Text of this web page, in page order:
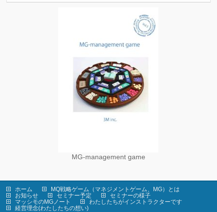
MG-management game
ホーム
MQ戦略ゲーム（マネジメントゲーム、MG）とは
お知らせ
セミナー予定
セミナーの様子
マッシモのMGノート
わたしたちがインストラクターです
経営理念(わたしたちの想い)